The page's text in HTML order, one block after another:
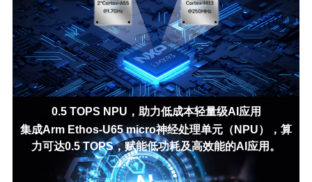
0.5 TOPS NPU，助力低成本轻量级AI应用
集成Arm Ethos-U65 micro神经处理单元（NPU），算
力可达0.5 TOPS，赋能低功耗及高效能的AI应用。